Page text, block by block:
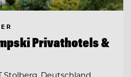
Privathotels &
Stolberg, Deutschland